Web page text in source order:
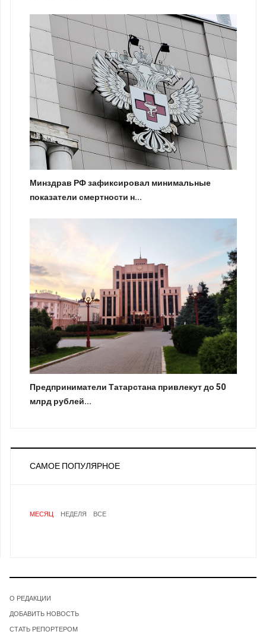
Минздрав РФ зафиксировал минимальные
показатели смертности н...
Предприниматели Татарстана привлекут до 50
млрд рублей...
САМОЕ ПОПУЛЯРНОЕ
МЕСЯЦ НЕДЕЛЯ ВСЕ
О РЕДАКЦИИ
ДОБАВИТЬ НОВОСТЬ
СТАТЬ РЕПОРТЕРОМ